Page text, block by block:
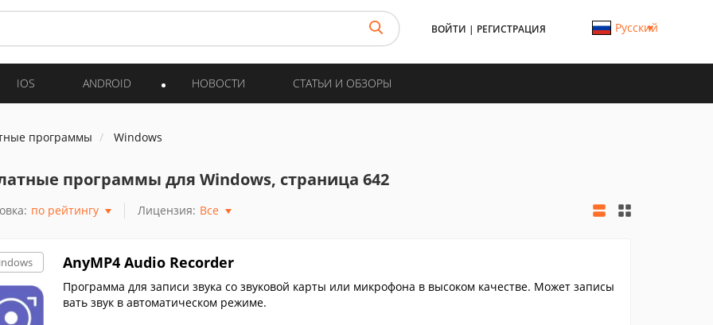
ВОЙТИ | РЕГИСТРАЦИЯ Русский
IOS ANDROID НОВОСТИ СТАТЬИ И ОБЗОРЫ
программы Windows
программы для Windows, страница 642
по рейтингу Лицензия: Все
AnyMP4 Audio Recorder
Программа для записи звука со звуковой карты или микрофона в высоком качестве. Может записы
вать звук в автоматическом режиме.